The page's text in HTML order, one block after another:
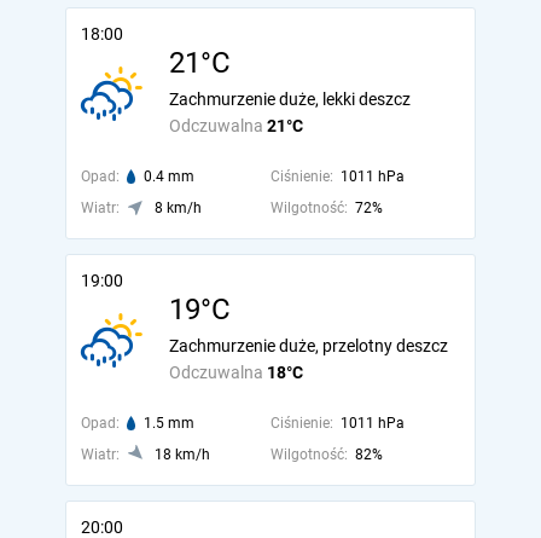
18:00
21°C
Odczuwalna 21°C
Zachmurzenie duże, lekki deszcz
Opad: 0.4 mm Ciśnienie: 1011 hPa
Wiatr:
8 km/h Wilgotność: 72%
19:00
19°C
Odczuwalna 18°C
Zachmurzenie duże, przelotny deszcz
Opad: 1.5 mm Ciśnienie: 1011 hPa
Wiatr:
18 km/h Wilgotność: 82%
20:00